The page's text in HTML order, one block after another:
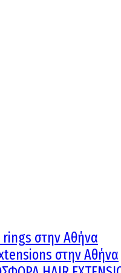
στην Αθήνα
στην Αθήνα